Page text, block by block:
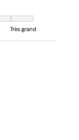
égal à Très grand
Très grand